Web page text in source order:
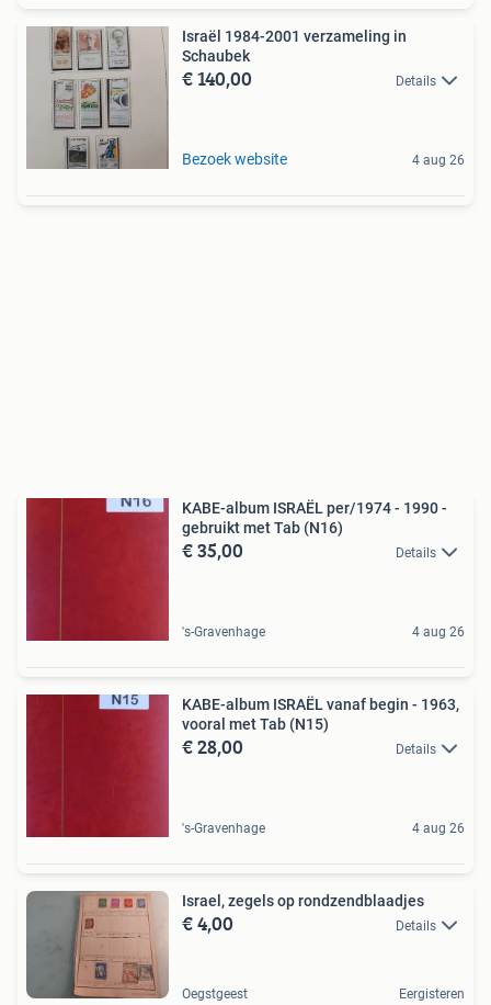
Israël 1984-2001 verzameling in
Schaubek
€ 140,00 Details
Bezoek website 4 aug 26
KABE-album ISRAËL per/1974 - 1990 -
gebruikt met Tab (N16)
€ 35,00 Details
's-Gravenhage 4 aug 26
KABE-album ISRAËL vanaf begin - 1963,
vooral met Tab (N15)
€ 28,00 Details
's-Gravenhage 4 aug 26
Israel, zegels op rondzendblaadjes
€ 4,00 Details
Oegstgeest Eergisteren